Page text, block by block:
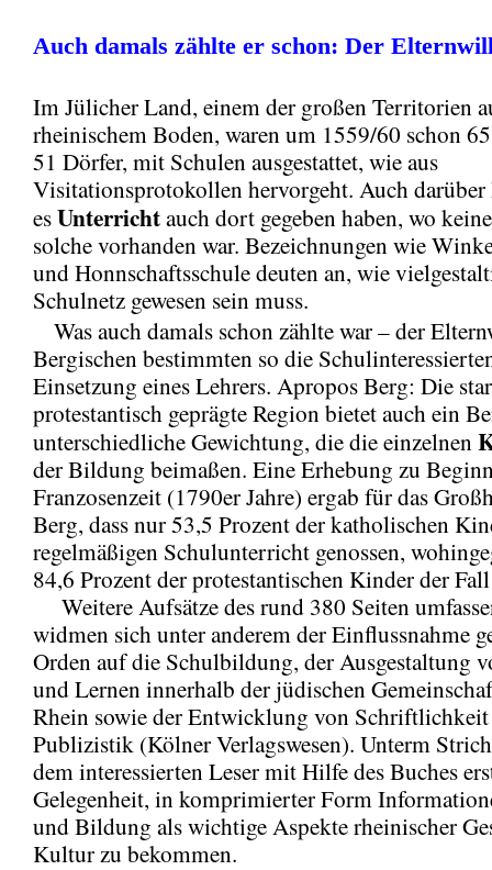
Auch damals zählte er schon: Der
Im Jülicher Land, einem der großen Territorien
rheinischem Boden, waren um 1559/60 schon
51 Dörfer, mit Schulen ausgestattet, wie aus
Visitationsprotokollen hervorgeht. Auch darüber
esUnterrichtauch dort gegeben haben, wo
solche vorhanden war. Bezeichnungen wie
und Honnschaftsschule deuten an, wie
Schulnetz gewesen sein muss.
Was auch damals schon zählte war – der
Bergischen bestimmten so die
Einsetzung eines Lehrers. Apropos Berg: Die
protestantisch geprägte Region bietet auch ein
unterschiedliche Gewichtung, die die einzelnen
der Bildung beimaßen. Eine Erhebung zu
Franzosenzeit (1790er Jahre) ergab für das
Berg, dass nur 53,5 Prozent der katholischen
regelmäßigen Schulunterricht genossen,
84,6 Prozent der protestantischen Kinder der
Weitere Aufsätze des rund 380 Seiten
widmen sich unter anderem der Einflussnahme
Orden auf die Schulbildung, der Ausgestaltung
und Lernen innerhalb der jüdischen
Rhein sowie der Entwicklung von
Publizistik (Kölner Verlagswesen). Unterm
dem interessierten Leser mit Hilfe des Buches
Gelegenheit, in komprimierter Form
und Bildung als wichtige Aspekte rheinischer
Kultur zu bekommen.